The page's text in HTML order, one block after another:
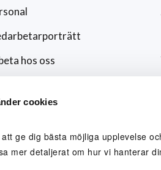
cookies
ge dig bästa möjliga upplevelse
mer detaljerat om hur vi hanterar
hos oss
media